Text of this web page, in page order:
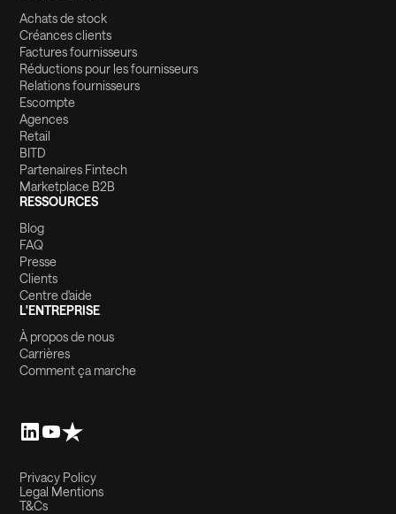
Achats de stock
Créances clients
Factures fournisseurs
Réductions pour les fournisseurs
Relations fournisseurs
Escompte
Agences
Retail
BITD
Partenaires Fintech
Marketplace B2B
RESSOURCES
Blog
FAQ
Presse
Clients
Centre d'aide
L'ENTREPRISE
À propos de nous
Carrières
Comment ça marche
Privacy Policy
Legal Mentions
T&Cs